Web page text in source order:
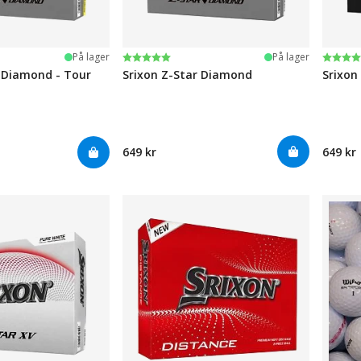
På lager
- Tour
Karakter:
5.0 av 5 mulige På lager
Srixon Z-Star Diamond
649 kr
5.0
649 kr